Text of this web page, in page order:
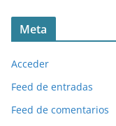
Meta
Acceder
Feed de entradas
Feed de comentarios